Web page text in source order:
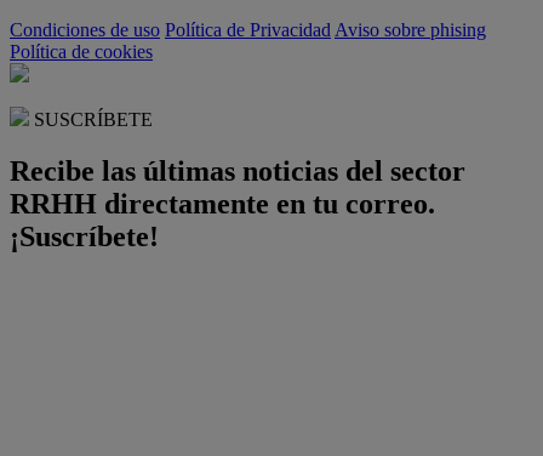
Condiciones de uso Política de Privacidad Aviso sobre phising
Política de cookies
SUSCRÍBETE
Recibe las últimas noticias del sector
RRHH directamente en tu correo.
¡Suscríbete!